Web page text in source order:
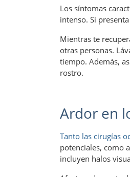
Los síntomas
intenso. Si
Mientras te
otras personas.
tiempo. Además,
rostro.
Ardor en
Tanto las cirugías
potenciales, como
incluyen halos